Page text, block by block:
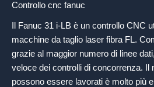
Controllo cnc fanuc
Il Fanuc 31 i-LB è un controllo CNC
macchine da taglio laser fibra FL.
grazie al maggior numero di linee
veloce dei controlli di concorrenza. Il
possono essere lavorati è molto più